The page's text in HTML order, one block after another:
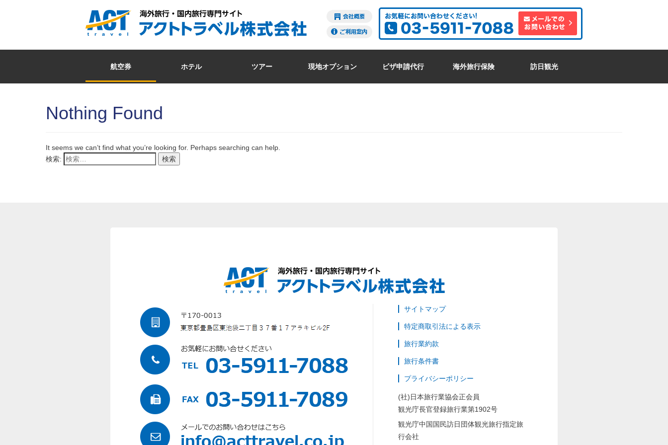
航空券 ホテル ツアー 現地オプション ビザ申請代行 海外旅行保険 訪日観光
Nothing Found
It seems we can’t find what you’re looking for. Perhaps searching can help.
検索:
サイトマップ
特定商取引法による表示
旅行業約款
旅行条件書
プライバシーポリシー
(社)日本旅行業協会正会員
観光庁長官登録旅行業第1902号
観光庁中国国民訪日団体観光旅行指定旅
行会社